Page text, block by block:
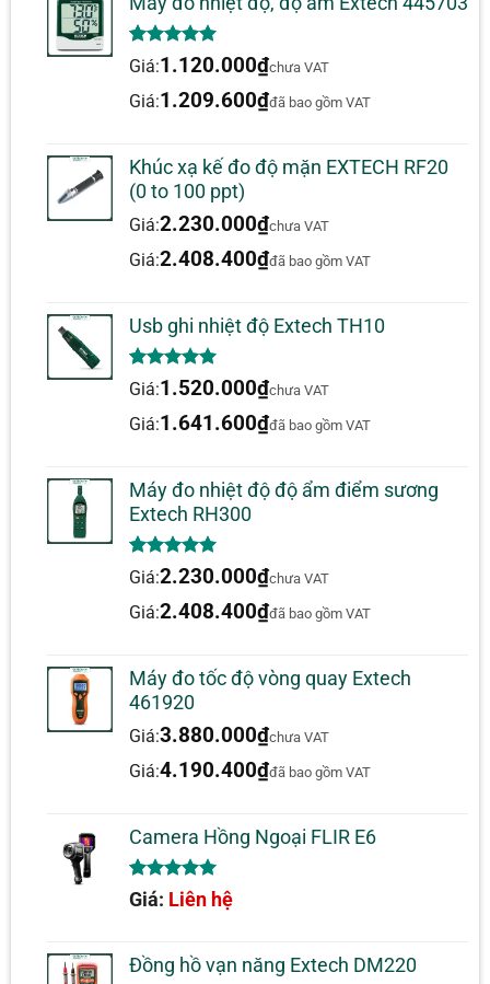
Độ phân giải tối đa
(tốc độ bề mặt)
0.0001 ft/phút
Thông Tin Bổ Sung
THÔNG SỐ
GIÁ TRỊ
Chứng nhận
CE
Bảo hành
1 năm
Khối lượng
142g (5 oz)
5.00trên 5
dựa trên
1
đánh giá
Giá:1.120.000₫chưa VAT
Giá:1.209.600₫đã bao gồm VAT
Khúc xạ kế đo độ mặn EXTECH RF20
(0 to 100 ppt)
Giá:2.230.000₫chưa VAT
Giá:2.408.400₫đã bao gồm VAT
Usb ghi nhiệt độ Extech TH10
5.00trên 5
dựa trên
1
đánh giá
Giá:1.520.000₫chưa VAT
Giá:1.641.600₫đã bao gồm VAT
Máy đo nhiệt độ độ ẩm điểm sương
Extech RH300
5.00trên 5
dựa trên
1
đánh giá
Giá:2.230.000₫chưa VAT
Giá:2.408.400₫đã bao gồm VAT
Máy đo tốc độ vòng quay Extech
461920
Giá:3.880.000₫chưa VAT
Giá:4.190.400₫đã bao gồm VAT
Camera Hồng Ngoại FLIR E6
5.00trên 5
dựa trên
1
Giá: Liên hệ
Đồng hồ vạn năng Extech DM220